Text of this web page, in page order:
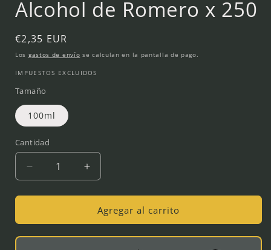
ventana
modal
Alcohol de Romero x 250
Precio
habitual
€2,35 EUR
Los gastos de envío se calculan en la pantalla de pago.
IMPUESTOS EXCLUIDOS
Tamaño
100ml
Cantidad
Reducir
cantidad
para
de
Romero
Aumentar
cantidad
para
Alcohol
de
Romero
Agregar al carrito